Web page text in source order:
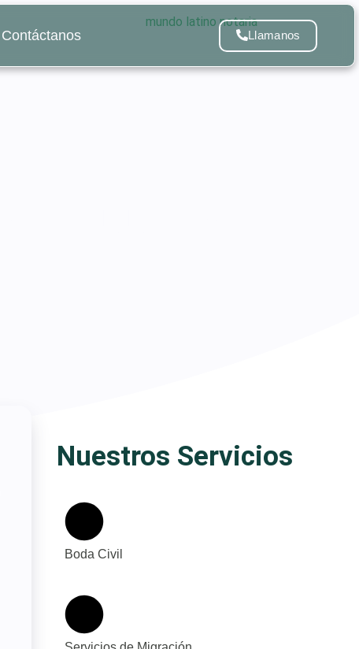
Contáctanos Llamanos
Nuestros Servicios
Boda Civil